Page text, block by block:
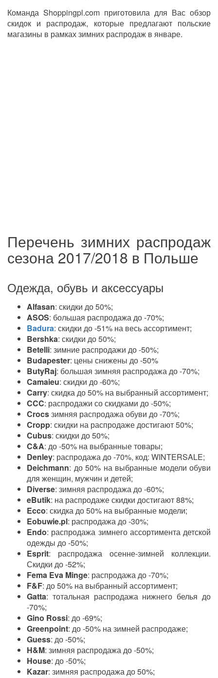
Команда Shoppingpl.com приготовила для Вас обзор
скидок и распродаж, которые предлагают польские
магазины в рамках зимних распродаж в январе.
Перечень зимних распродаж
сезона 2017/2018 в Польше
Одежда, обувь и аксессуары
Alfasan: скидки до 50%;
ASOS: большая распродажа до -70%;
Badura: скидки до -51% на весь ассортимент;
Bershka: скидки до 50%;
Betelli: зимние распродажи до -50%;
Budapester: цены снижены до -50%
ButyRaj: большая зимняя распродажа до -70%;
Camaieu: скидки до -60%;
Carry: скидка до 50% на выбранный ассортимент;
CCC: распродажи со скидками до -50%;
Crocsзимняя распродажа обуви до -70%;
Cropp: скидки на распродаже достигают 50%;
Cubus: скидки до 50%;
C&A: до -50% на выбранные товары;
Denley: распродажа до -70%, код: WINTERSALE;
Deichmann: до 50% на выбранные модели обуви
для женщин, мужчин и детей;
Diverse: зимняя распродажа до -60%;
eButik: на распродаже скидки достигают 88%;
Ecco: скидка до 50% на выбранные модели;
Eobuwie.pl: распродажа до -30%;
Endo: распродажа зимнего ассортимента детской
одежды до -50%;
Esprit: распродажа осенне-зимней коллекции.
Скидки до -52%;
Fema Eva Minge: распродажа до -70%;
F&F: до 50% на выбранный ассортимент;
Gatta: тотальная распродажа нижнего белья до
-70%;
Gino Rossi: до -69%;
Greenpoint: до -50% на зимней распродаже;
Guess: до -50%;
H&M: зимняя распродажа до -50%;
House: до -50%;
Kazar: зимняя распродажа до 50%;